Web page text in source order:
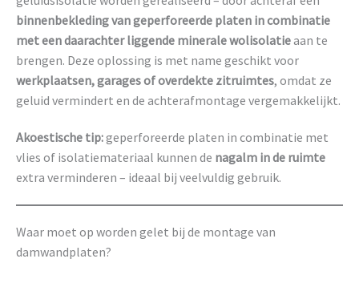
binnenbekleding van geperforeerde platen in combinatie
met een daarachter liggende minerale wolisolatieaan te
brengen. Deze oplossing is met name geschikt voor
werkplaatsen, garages of overdekte zitruimtes, omdat ze
geluid vermindert en de achterafmontage vergemakkelijkt.
Akoestische tip:geperforeerde platen in combinatie met
vlies of isolatiemateriaal kunnen de nagalm in de ruimte
extra verminderen – ideaal bij veelvuldig gebruik.
Waar moet op worden gelet bij de montage van
damwandplaten?